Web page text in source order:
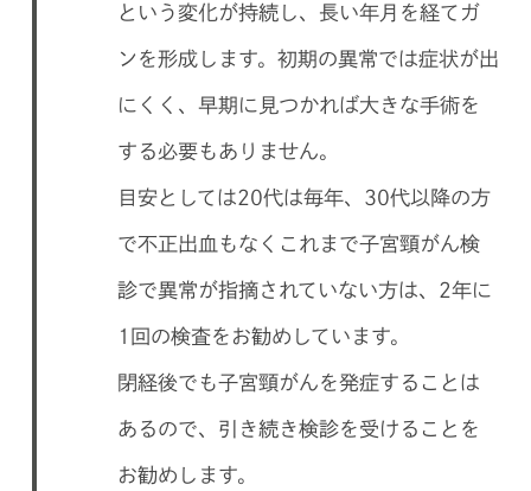
という変化が持続し、長い年月を経てガ
ンを形成します。初期の異常では症状が出
にくく、早期に見つかれば大きな手術を
する必要もありません。
目安としては20代は毎年、30代以降の方
で不正出血もなくこれまで子宮頸がん検
診で異常が指摘されていない方は、2年に
1回の検査をお勧めしています。
閉経後でも子宮頸がんを発症することは
あるので、引き続き検診を受けることを
お勧めします。